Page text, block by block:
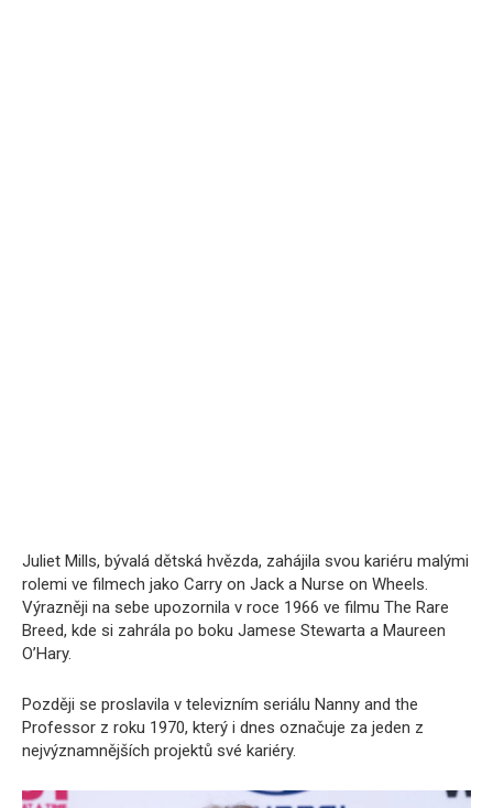
Juliet Mills, bývalá dětská hvězda, zahájila svou kariéru malými
rolemi ve filmech jako Carry on Jack a Nurse on Wheels.
Výrazněji na sebe upozornila v roce 1966 ve filmu The Rare
Breed, kde si zahrála po boku Jamese Stewarta a Maureen
O’Hary.
Později se proslavila v televizním seriálu Nanny and the
Professor z roku 1970, který i dnes označuje za jeden z
nejvýznamnějších projektů své kariéry.